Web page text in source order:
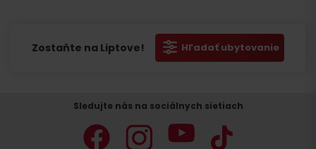
Zostaňte na Liptove! Hľadať ubytovanie
Sledujte nás na sociálnych sietiach